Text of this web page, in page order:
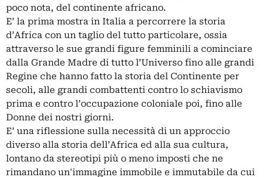
poco nota, del continente africano.
E’ la prima mostra in Italia a percorrere la storia
d’Africa con un taglio del tutto particolare, ossia
attraverso le sue grandi figure femminili a cominciare
dalla Grande Madre di tutto l’Universo fino alle grandi
Regine che hanno fatto la storia del Continente per
secoli, alle grandi combattenti contro lo schiavismo
prima e contro l’occupazione coloniale poi, fino alle
Donne dei nostri giorni.
E’ una riflessione sulla necessità di un approccio
diverso alla storia dell’Africa ed alla sua cultura,
lontano da stereotipi più o meno imposti che ne
rimandano un'immagine immobile e immutabile da cui